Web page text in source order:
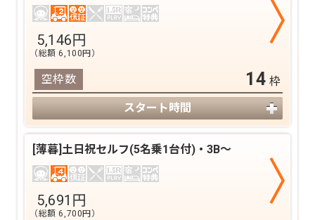
5,146円
（総額6,100円）
空枠数 14 枠
スタート時間
[薄暮]土日祝セルフ(5名乗1台付)・3B～
5,691 円
（総額6,700円）